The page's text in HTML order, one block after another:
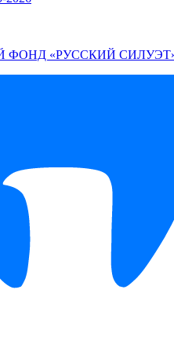
ФОНД «РУССКИЙ